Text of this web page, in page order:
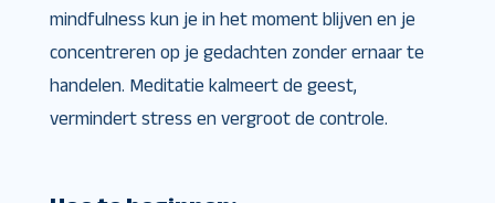
mindfulness kun je in het moment blijven en je
concentreren op je gedachten zonder ernaar te
handelen. Meditatie kalmeert de geest,
vermindert stress en vergroot de controle.